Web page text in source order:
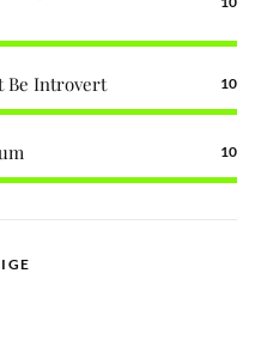
Be Introvert 10
10